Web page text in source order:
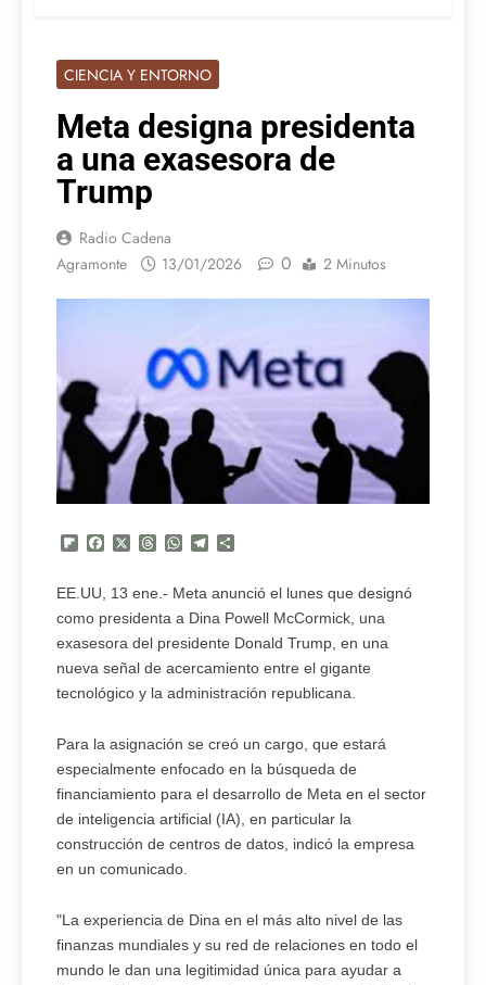
CIENCIA Y ENTORNO
Meta designa presidenta
a una exasesora de
Trump
Radio Cadena
Agramonte
13/01/2026 0 2 Minutos
Flipboard
FacebookThreadsWhatsApp
Telegram
EE.UU, 13 ene.- Meta anunció el lunes que designó
como presidenta a Dina Powell McCormick, una
exasesora del presidente Donald Trump, en una
nueva señal de acercamiento entre el gigante
tecnológico y la administración republicana.
Para la asignación se creó un cargo, que estará
especialmente enfocado en la búsqueda de
financiamiento para el desarrollo de Meta en el sector
de inteligencia artificial (IA), en particular la
construcción de centros de datos, indicó la empresa
en un comunicado.
"La experiencia de Dina en el más alto nivel de las
finanzas mundiales y su red de relaciones en todo el
mundo le dan una legitimidad única para ayudar a